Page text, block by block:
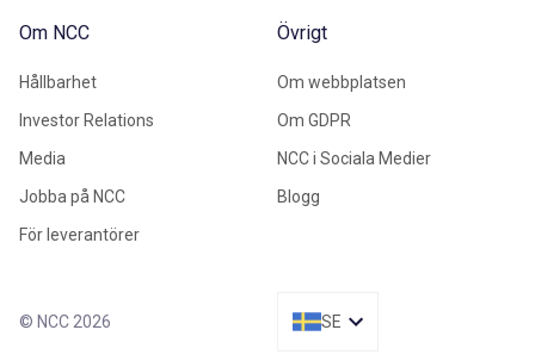
Om NCC
Hållbarhet
Investor Relations
Media
Jobba på NCC
För leverantörer
Övrigt
Om webbplatsen
Om GDPR
NCC i Sociala Medier
Blogg
© NCC 2026 SE